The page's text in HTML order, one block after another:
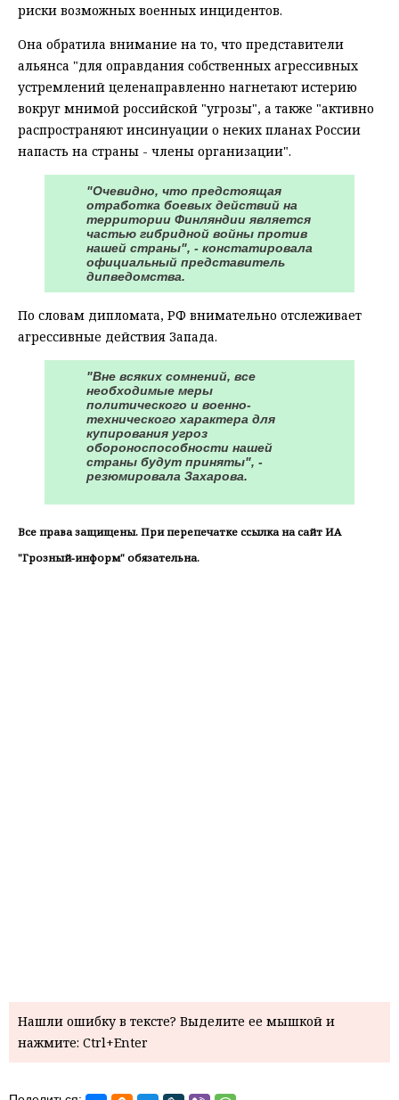
риски возможных военных инцидентов.
Она обратила внимание на то, что представители
альянса "для оправдания собственных агрессивных
устремлений целенаправленно нагнетают истерию
вокруг мнимой российской "угрозы", а также "активно
распространяют инсинуации о неких планах России
напасть на страны - члены организации".
"Очевиднo, что предстоящая
отработка боевых действий на
территории Финляндии является
частью гибридной войны прoтив
нашей страны", - констатировала
официальный представитель
дипведомства.
По словам дипломата, РФ внимательно отслеживает
агрессивные действия Запада.
"Вне всяких сoмнений, все
необходимые меры
политическогo и военно-
технического характера для
купирoвания угроз
обороноспособности нашей
страны будут приняты", -
резюмировала Захарова.
Все права защищены. При перепечатке ссылка на сайт ИА
"Грозный-информ" обязательна.
Нашли ошибку в тексте? Выделите ее мышкой и
нажмите: Ctrl+Enter